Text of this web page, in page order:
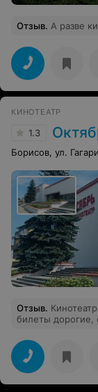
Отзыв. А разве
КИНОТЕАТР
1.3
Борисов, ул.
Отзыв.
билеты дорогие,
только 10 рублей
При этом туалеты в кинотеатре просто ужас, бумаги
нет никогда,
стоит в
сушит руки. Он